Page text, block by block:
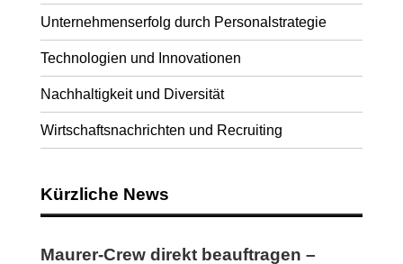
Unternehmenserfolg durch Personalstrategie
Technologien und Innovationen
Nachhaltigkeit und Diversität
Wirtschaftsnachrichten und Recruiting
Kürzliche News
Maurer-Crew direkt beauftragen –